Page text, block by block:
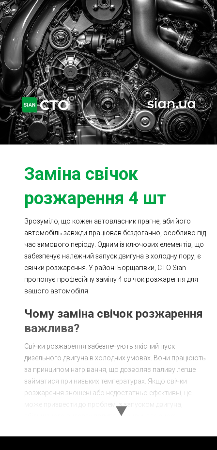
Система охолодження
Діагностика
Ходова частина Зчеплення
ГРМ Шиномонтаж
Запчастини Двигун
Гальмівна система Заміна Ременей
Заміна свічок
розжарення 4 шт
Зрозуміло, що кожен автовласник прагне, аби його
автомобіль завжди працював бездоганно, особливо під
час зимового періоду. Одним із ключових елементів, що
забезпечує належний запуск двигуна в холодну пору, є
свічки розжарення. У районі Борщагівки, СТО Sian
пропонує професійну заміну 4 свічок розжарення для
вашого автомобіля.
Чому заміна свічок розжарення
важлива?
Свічки розжарення забезпечують якісний пуск
дизельного двигуна в холодних умовах. Вони працюють
за принципом нагрівання, що дозволяє паливу легше
займатися при низьких температурах. Якщо свічки
розжарення зношені або недостатньо ефективні, це
може призвести до проблем із запуском двигуна,
збільшеного витрату палива та значного зносу